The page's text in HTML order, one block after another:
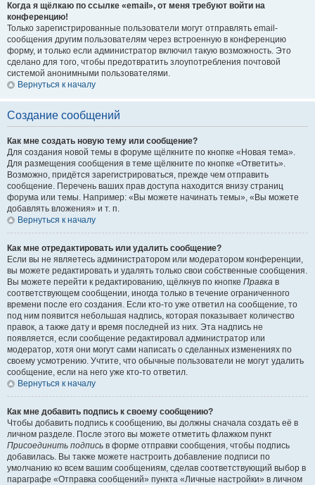
Когда я щёлкаю по ссылке «email», от меня требуют войти на
конференцию!
Только зарегистрированные пользователи могут отправлять email-
сообщения другим пользователям через встроенную в конференцию
форму, и только если администратор включил такую возможность. Это
сделано для того, чтобы предотвратить злоупотребления почтовой
системой анонимными пользователями.
Вернуться к началу
Создание сообщений
Как мне создать новую тему или сообщение?
Для создания новой темы в форуме щёлкните по кнопке «Новая тема».
Для размещения сообщения в теме щёлкните по кнопке «Ответить».
Возможно, придётся зарегистрироваться, прежде чем отправить
сообщение. Перечень ваших прав доступа находится внизу страниц
форума или темы. Например: «Вы можете начинать темы», «Вы можете
добавлять вложения» и т. п.
Вернуться к началу
Как мне отредактировать или удалить сообщение?
Если вы не являетесь администратором или модератором конференции,
вы можете редактировать и удалять только свои собственные сообщения.
Вы можете перейти к редактированию, щёлкнув по кнопке Правка в
соответствующем сообщении, иногда только в течение ограниченного
времени после его создания. Если кто-то уже ответил на сообщение, то
под ним появится небольшая надпись, которая показывает количество
правок, а также дату и время последней из них. Эта надпись не
появляется, если сообщение редактировал администратор или
модератор, хотя они могут сами написать о сделанных изменениях по
своему усмотрению. Учтите, что обычные пользователи не могут удалить
сообщение, если на него уже кто-то ответил.
Вернуться к началу
Как мне добавить подпись к своему сообщению?
Чтобы добавить подпись к сообщению, вы должны сначала создать её в
личном разделе. После этого вы можете отметить флажком пункт
Присоединить подпись в форме отправки сообщения, чтобы подпись
добавилась. Вы также можете настроить добавление подписи по
умолчанию ко всем вашим сообщениям, сделав соответствующий выбор в
параграфе «Отправка сообщений» пункта «Личные настройки» в личном